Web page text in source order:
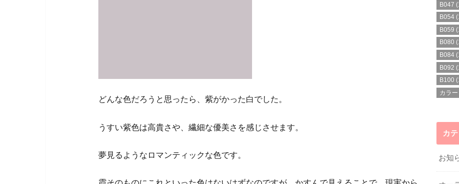
どんな色だろうと思ったら、紫がかった白でした。
うすい紫色は高貴さや、繊細な優美さを感じさせます。
夢見るようなロマンティックな色です。
B047
B054
B059
B080
B084
B092
B100
カラ
カ
お知